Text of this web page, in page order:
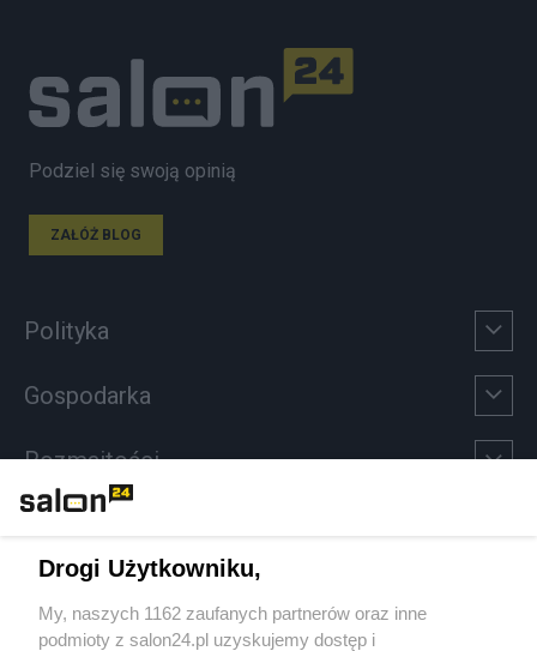
Podziel się swoją opinią
ZAŁÓŻ BLOG
Polityka
Gospodarka
Rozmaitości
Sport
Drogi Użytkowniku,
My, naszych 1162 zaufanych partnerów oraz inne
podmioty z salon24.pl uzyskujemy dostęp i